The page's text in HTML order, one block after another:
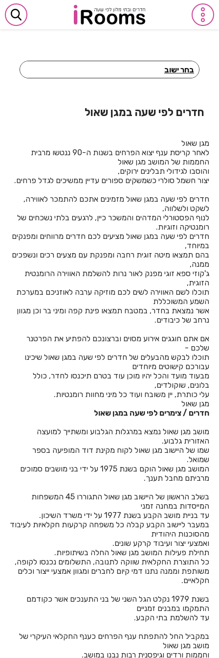
בחר ישוב
חדרים לפי שעה באבן יהודה
חדרים לפי שעה באומן
חדרים לפי שעה באומץ
חדרים לפי שעה באופקים
חדרים לפי שעה באור יהודה
חדרים לפי שעה באור עקיבא
חדרים לפי שעה באחיהוד
חדרים לפי שעה באחיטוב
חדרים לפי שעה באילת
חדרים לפי שעה באלישמע
חדרים לפי שעה באלקוש
חדרים לפי שעה באניעם
חדרים לפי שעה באריאל
חדרים לפי שעה באשבול
חדרים לפי שעה באשדוד
חדרים לפי שעה באשתאול
חדרים לפי שעה בבאר שבע
חדרים לפי שעה בבוסתן הגליל
חדרים לפי שעה בבורגתה
חדרים לפי שעה בבית אלעזרי
חדרים לפי שעה בבית אלפא
חדרים לפי שעה בבית ג'אן
חדרים לפי שעה בבית דגן
חדרים לפי שעה בבית חרות
חדרים לפי שעה בבית ינאי
חדרים לפי שעה במגן שאול
מגן שאול
לאחר קריסת ענף יצוא הפרחים בשנות ה-90 ננטשו מרבית
החממות של המושב מגן שאול
והוסבו לגידולי תבלינים ירוקים,
יצור חשמל סולרי כשמשקים ספורים עדיין ממשיכים לגדל פרחים.
חדרים לפי שעה במגן שאול מזמינים אתכם להתמכר לאווירה,
לשקט ולשלווה,
לנוף הפסטורלי המדהים והמשכר כיין, לרגעים בלתי נשכחים של
רומנטיקה וזוגיות.
חדרים לפי שעה במגן שאול מציעים לכם חדרים מרווחים ומפנקים
במיוחד,
בהם תמצאו מיטה זוגית רחבה ומפנקת עם מצעים רכים ונשפכים
ממנה,
ג'קוזי ספא זוגי מפנק לאור נרות להשלמת האווירה הרומנטית
הזוגית,
תוכלו לשם האווירה לשים לכם מוזיקה ערבה לאוזניכם במערכת
השמע המשוכללת
אשר נמצאת בחדר, במטבח תמצאו פינת קפה ומיני בר וכן מגוון
נרחב של כיבודים.
אם אתם חוגגים אירוע מסוים וברצונכם להפתיע את הפרטנר
שלכם -
תוכלו לבקש מהבעלים של חדרים לפי שעה במגן שאול שיכינו
עבורכם קישוטים מיוחדים
מבעוד מועד והכל יהיו מוכן עוד בטרם תיכנסו לחדר, כולל
בלונים, שוקולדים,
עלי כותרת, יין משובח ועוד כל מיני מחוות רומנטיות.
מגן שאול
חדרים / צימרים לפי שעה במגן שאול
מושב מגן שאול נמצא במרגלות הגלבוע ומשתייך למועצה
האזורית גלבוע.
שמו של היישוב מגן שאול לקוח מקינת דוד המופיעה בספר
שמואל.
המושב מגן שאול הוקם בשנת 1975 על ידי בני מושבים סמוכים
מרביתם מחבל תענך.
בשלב הראשון של היישוב מגן שאול התגוררו 45 המשפחות
המייסדות במחנה זמני
עד בניית מושב הקבע בשנת 1977 על ידי משרד השיכון.
במעבר ליישוב הקבע קבלה כל משפחה קרקעות חקלאיות לעיבוד
מהסוכנות היהודית
ואמצעי יצור ועיבוד קרקע שונים.
תחילת פעילות המושב מגן שאול החלה בשיתופיות.
כל התוצרת החקלאית שווקה לתנובה, התשלומים נכנסו לקופה,
משותפת וממנה נתנו דמי קיום לחברים ומגוון אמצעי ייצור וכלים
חקלאיים.
בשנת 1979 נקלט הגל השני של בני התענכים אשר כקודמם
התמקמו במבנים זמניים
עד להשלמת בתי הקבע.
במקביל החל להתפתח ענף הפרחים כענף החקלאי העיקרי של
מושב מגן שאול
וחממות ורדים וגיפסנית רבות נבנו במושב.